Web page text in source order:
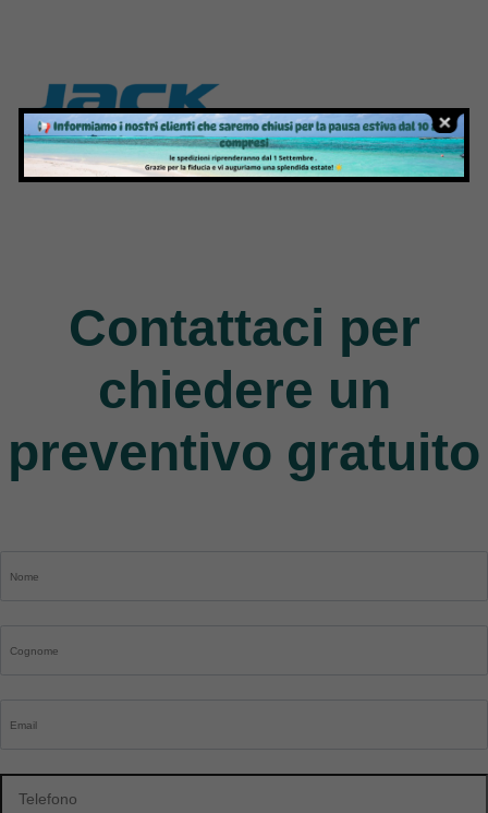
Contattaci per
chiedere un
preventivo gratuito